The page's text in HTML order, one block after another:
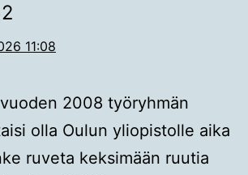
11:08
2008 työryhmän
olla Oulun yliopistolle aika
ruveta keksimään ruutia